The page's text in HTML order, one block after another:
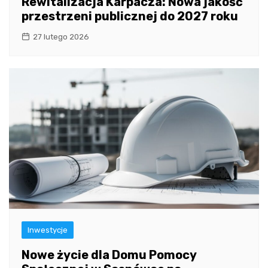
przestrzeni publicznej do 2027 roku
27 lutego 2026
Inwestycje
Nowe życie dla Domu Pomocy